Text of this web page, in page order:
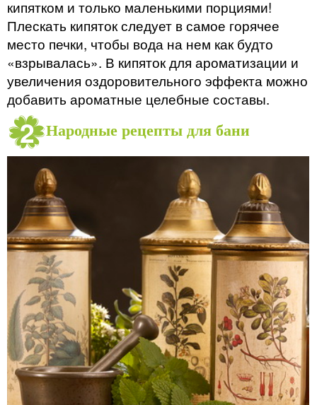
кипятком и только маленькими порциями!
Плескать кипяток следует в самое горячее
место печки, чтобы вода на нем как будто
«взрывалась». В кипяток для ароматизации и
увеличения оздоровительного эффекта можно
добавить ароматные целебные составы.
Народные рецепты для бани